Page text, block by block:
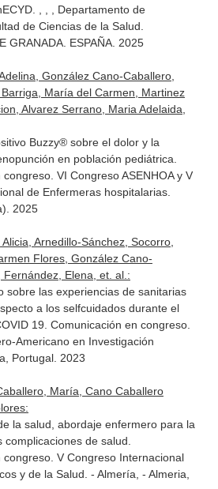
, , , Departamento de
de Ciencias de la Salud.
GRANADA. ESPAÑA. 2025
González Cano-Caballero,
María del Carmen, Martinez
Alvarez Serrano, Maria Adelaida,
Buzzy® sobre el dolor y la
en población pediátrica.
VI Congreso ASENHOA y V
de Enfermeras hospitalarias.
2025
Arnedillo-Sánchez, Socorro,
Flores, González Cano-
Elena, et. al.:
sobre las experiencias de sanitarias
a los selfcuidados durante el
19. Comunicación en congreso.
Americano en Investigación
Portugal. 2023
María, Cano Caballero
la salud, abordaje enfermero para la
complicaciones de salud.
congreso. V Congreso Internacional
y de la Salud. - Almería, - Almeria,